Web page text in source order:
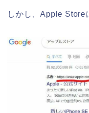
しかし、Apple Store